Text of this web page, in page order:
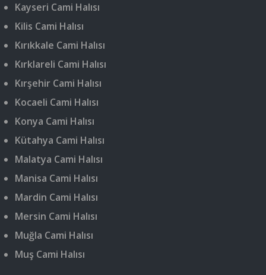
Kayseri Cami Halısı
Kilis Cami Halısı
Kırıkkale Cami Halısı
Kırklareli Cami Halısı
Kırşehir Cami Halısı
Kocaeli Cami Halısı
Konya Cami Halısı
Kütahya Cami Halısı
Malatya Cami Halısı
Manisa Cami Halısı
Mardin Cami Halısı
Mersin Cami Halısı
Muğla Cami Halısı
Muş Cami Halısı